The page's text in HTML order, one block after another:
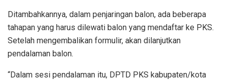
Ditambahkannya, dalam penjaringan balon, ada beberapa
tahapan yang harus dilewati balon yang mendaftar ke PKS.
Setelah mengembalikan formulir, akan dilanjutkan
pendalaman balon.
“Dalam sesi pendalaman itu, DPTD PKS kabupaten/kota